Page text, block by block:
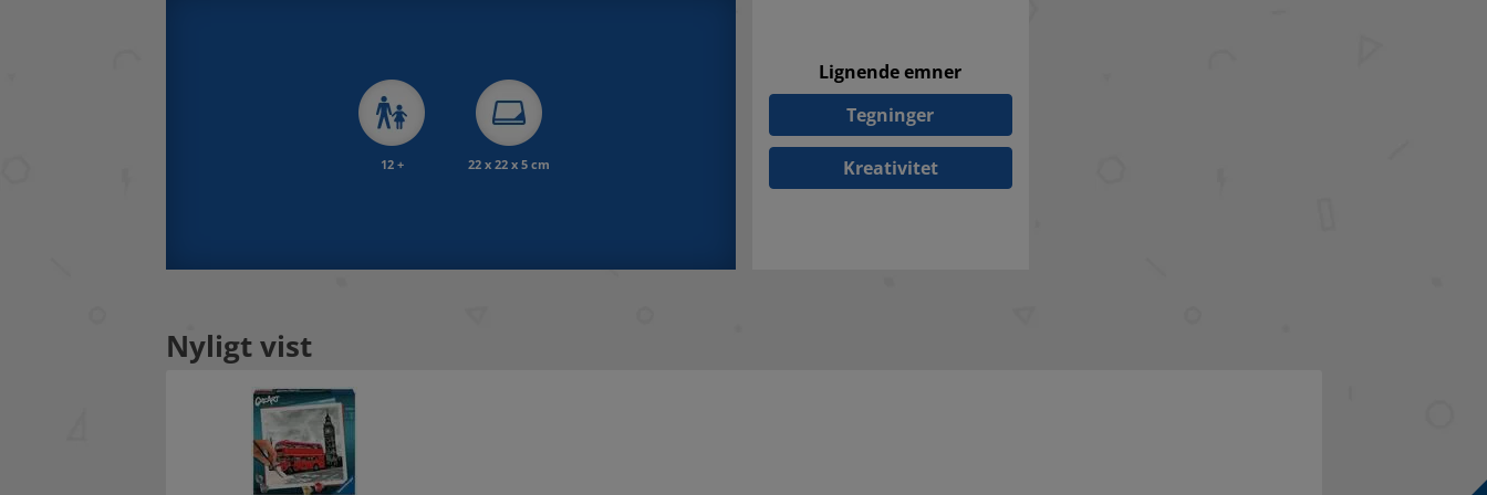
12 + 22 x 22 x 5 cm
Lignende emner
Tegninger
Kreativitet
Nyligt vist